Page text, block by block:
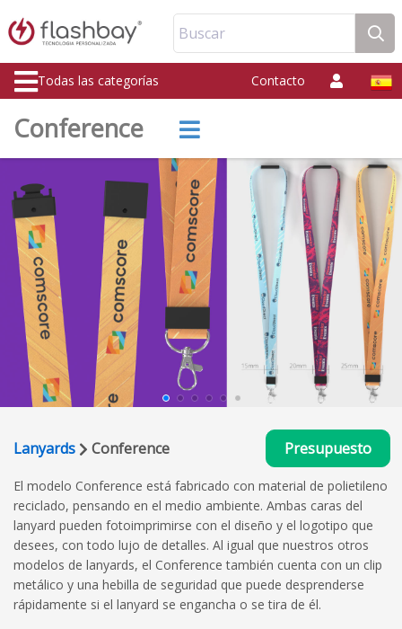
Buscar
Todas las categorías Contacto
Conference
Lanyards Conference Presupuesto
El modelo Conference está fabricado con material de polietileno
reciclado, pensando en el medio ambiente. Ambas caras del
lanyard pueden fotoimprimirse con el diseño y el logotipo que
desees, con todo lujo de detalles. Al igual que nuestros otros
modelos de lanyards, el Conference también cuenta con un clip
metálico y una hebilla de seguridad que puede desprenderse
rápidamente si el lanyard se engancha o se tira de él.